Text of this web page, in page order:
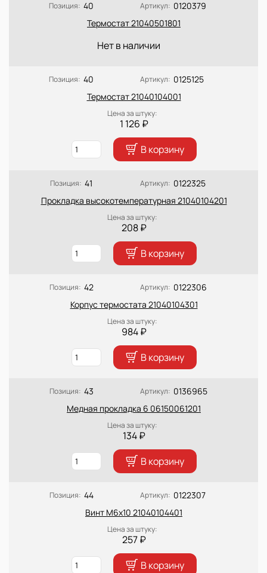
Позиция: 40 Артикул: 0120379
Термостат 21040501801
Нет в наличии
Позиция: 40 Артикул: 0125125
Термостат 21040104001
Цена за штуку:
1 126 ₽
В корзину
Позиция: 41 Артикул: 0122325
Прокладка высокотемпературная 21040104201
Цена за штуку:
208 ₽
В корзину
Позиция: 42 Артикул: 0122306
Корпус термостата 21040104301
Цена за штуку:
984 ₽
В корзину
Позиция: 43 Артикул: 0136965
Медная прокладка 6 06150061201
Цена за штуку:
134 ₽
В корзину
Позиция: 44 Артикул: 0122307
Винт М6х10 21040104401
Цена за штуку:
257 ₽
В корзину